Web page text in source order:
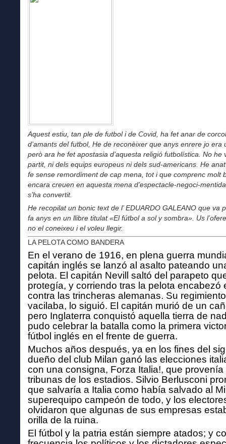
Aquest estiu, tan ple de futbol i de Covid, ha fet anar de
d’amants del futbol, He de reconèixer que anys enrere jo era
però ara he fet apostasia d’aquesta religió futbolística. No he
partit, ni dels equips europeus ni dels sud-americans. He
fe sense remordiment de cap mena, tot i que comprenc molt
encara creuen en aquesta mena d’espectacle-negoci-
s’ha convertit.
He recopilat un bonic text de l’ EDUARDO GALEANO que va
fa anys en un llibre titulat «El fútbol a sol y sombra». Us
no el coneixeu i el voleu llegir.
LA PELOTA COMO BANDERA
En el verano de 1916, en plena guerra
capitán inglés se lanzó al asalto pateando
pelota. El capitán Nevill saltó del parapeto
protegía, y corriendo tras la pelota encabezó
contra las trincheras alemanas. Su
vacilaba, lo siguió. El capitán murió de un
pero Inglaterra conquistó aquella tierra de
pudo celebrar la batalla como la primera
fútbol inglés en el frente de guerra.
Muchos años después, ya en los fines del
dueño del club Milan ganó las elecciones
con una consigna, Forza Italia!, que provenía
tribunas de los estadios. Silvio Berlusconi
que salvaría a Italia como había salvado al
superequipo campeón de todo, y los
olvidaron que algunas de sus empresas
orilla de la ruina.
El fútbol y la patria están siempre atados; y